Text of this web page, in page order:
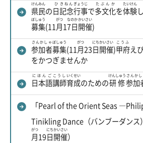
県民
けんみん
の日
ひ
記念
きねん
行事
ぎょうじ
で多文化
たぶんか
を体験
たいけん
募集
ぼしゅう
(11月
がつ
17日
なのか
開催
かいさい
)
参加者
さんかしゃ
募集
ぼしゅう
(11月
がつ
23日
にち
開催
かいさい
)甲府
こうふ
え
をかつぎませんか
日本語
にほんご
講師
こうし
育成
いくせい
のための研修
けんしゅう
参加
さんかし
「Pearl of the Orient Seas
Tinikling Dance（バンブーダン
月
がつ
19日
にち
開催
かいさい
）